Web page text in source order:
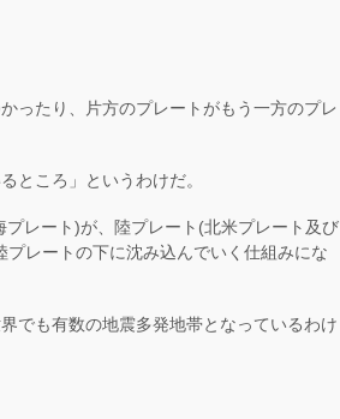
ったり、片方のプレートがもう一方のプレ
ところ」というわけだ。
レート)が、陸プレート(北米プレート及び
レートの下に沈み込んでいく仕組みにな
でも有数の地震多発地帯となっているわけ